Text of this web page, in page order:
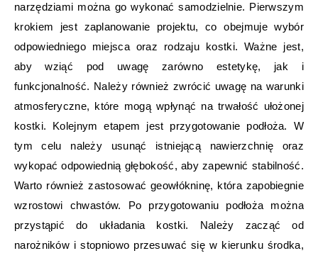
narzędziami można go wykonać samodzielnie. Pierwszym
krokiem jest zaplanowanie projektu, co obejmuje wybór
odpowiedniego miejsca oraz rodzaju kostki. Ważne jest,
aby wziąć pod uwagę zarówno estetykę, jak i
funkcjonalność. Należy również zwrócić uwagę na warunki
atmosferyczne, które mogą wpłynąć na trwałość ułożonej
kostki. Kolejnym etapem jest przygotowanie podłoża. W
tym celu należy usunąć istniejącą nawierzchnię oraz
wykopać odpowiednią głębokość, aby zapewnić stabilność.
Warto również zastosować geowłókninę, która zapobiegnie
wzrostowi chwastów. Po przygotowaniu podłoża można
przystąpić do układania kostki. Należy zacząć od
narożników i stopniowo przesuwać się w kierunku środka,